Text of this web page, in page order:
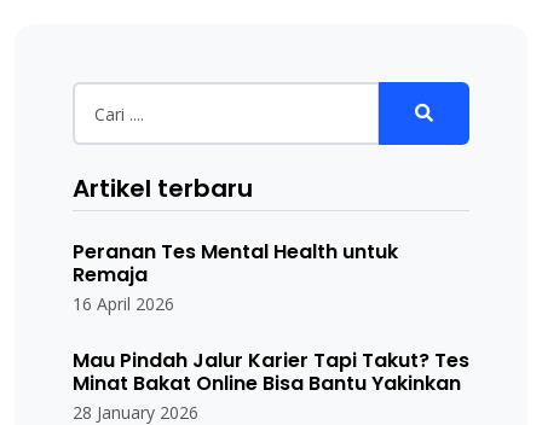
Artikel terbaru
Peranan Tes Mental Health untuk
Remaja
16 April 2026
Mau Pindah Jalur Karier Tapi Takut? Tes
Minat Bakat Online Bisa Bantu Yakinkan
28 January 2026